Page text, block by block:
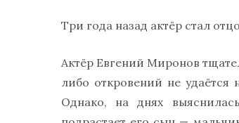
Три года назад актёр стал
Актёр Евгений Миронов
либо откровений не
Однако, на днях